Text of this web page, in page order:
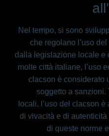
Nel tempo, si sono
che regolano l’uso
dalla legislazione locale e
molte città italiane, l’uso
clacson è considerato
soggetto a sanzioni.
locali, l’uso del clacson
di vivacità e di
di queste norme